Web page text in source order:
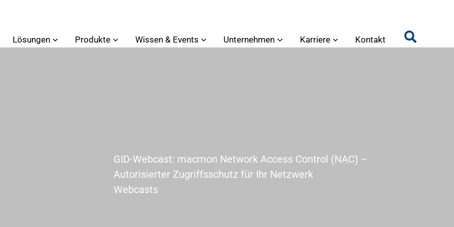
Lösungen Produkte Wissen & Events Unternehmen Karriere Kontakt
GID-Webcast: macmon Network Access Control (NAC) –
Autorisierter Zugriffsschutz für Ihr Netzwerk
Webcasts